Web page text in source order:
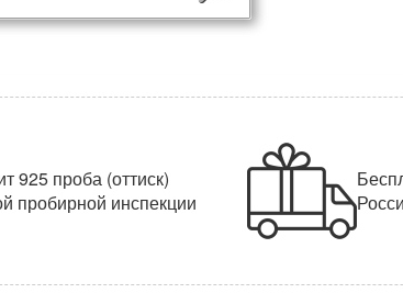
925 проба (оттиск)
пробирной инспекции